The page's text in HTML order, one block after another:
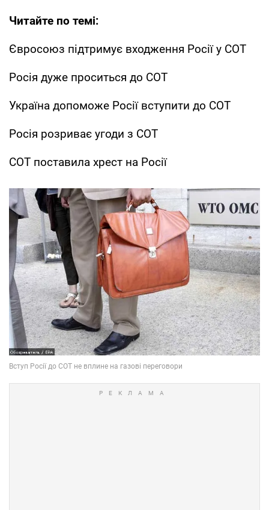
Читайте по темі:
Євросоюз підтримує входження Росії у СОТ
Росія дуже проситься до СОТ
Україна допоможе Росії вступити до СОТ
Росія розриває угоди з СОТ
СОТ поставила хрест на Росії